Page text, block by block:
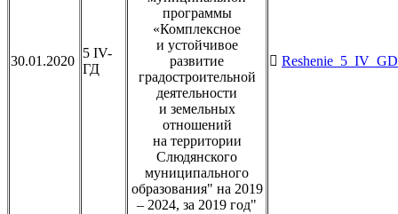
30.01.2020
5 IV-
ГД
программы
«Комплексное
и устойчивое
развитие
градостроительной
деятельности
и земельных
отношений
на территории
Слюдянского
муниципального
образования" на 2019
– 2024, за 2019 год"